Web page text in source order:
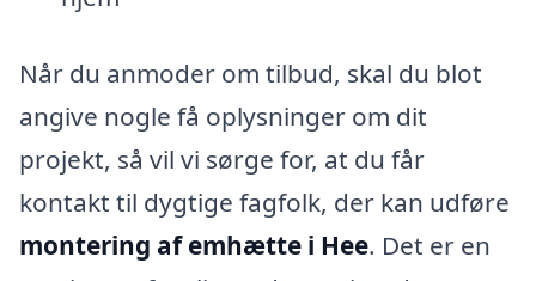
Når du anmoder om tilbud, skal du blot
angive nogle få oplysninger om dit
projekt, så vil vi sørge for, at du får
kontakt til dygtige fagfolk, der kan udføre
montering af emhætte i Hee. Det er en